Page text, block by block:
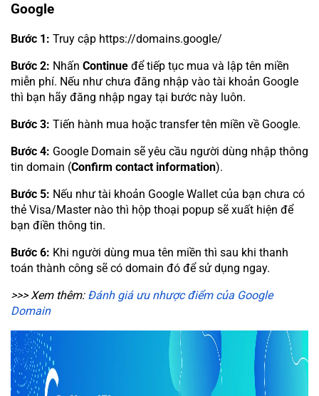
Google
Bước 1: Truy cập https://domains.google/
Bước 2: Nhấn Continue để tiếp tục mua và lập tên miền
miễn phí. Nếu như chưa đăng nhập vào tài khoản Google
thì bạn hãy đăng nhập ngay tại bước này luôn.
Bước 3: Tiến hành mua hoặc transfer tên miền về Google.
Bước 4: Google Domain sẽ yêu cầu người dùng nhập thông
tin domain (Confirm contact information).
Bước 5: Nếu như tài khoản Google Wallet của bạn chưa có
thẻ Visa/Master nào thì hộp thoại popup sẽ xuất hiện để
bạn điền thông tin.
Bước 6: Khi người dùng mua tên miền thì sau khi thanh
toán thành công sẽ có domain đó để sử dụng ngay.
>>> Xem thêm: Đánh giá ưu nhược điểm của Google
Domain